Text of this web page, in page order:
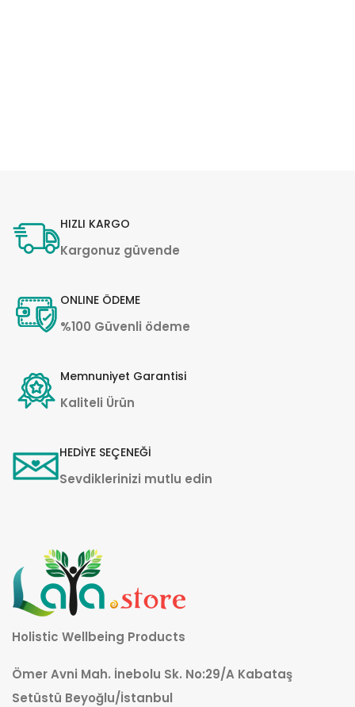
HIZLI KARGO
Kargonuz güvende
ONLINE ÖDEME
%100 Güvenli ödeme
Memnuniyet Garantisi
Kaliteli Ürün
HEDİYE SEÇENEĞİ
Sevdiklerinizi mutlu edin
Holistic Wellbeing Products
Ömer Avni Mah. İnebolu Sk. No:29/A Kabataş
Setüstü Beyoğlu/İstanbul